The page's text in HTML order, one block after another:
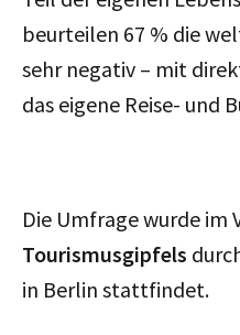
beurteilen 67 % die
sehr negativ – mit
das eigene Reise- und
Die Umfrage wurde im
Tourismusgipfels
in Berlin stattfindet.